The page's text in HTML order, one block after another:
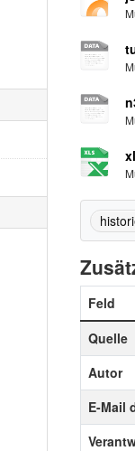
Feld
Quelle
Autor
E-Mail